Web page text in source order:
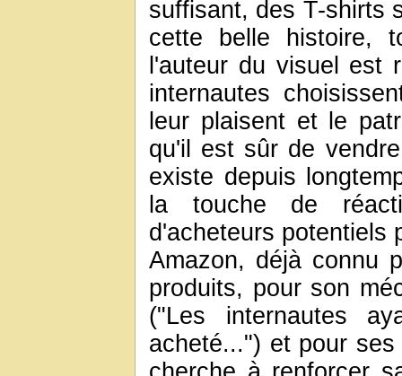
suffisant, des T-shirts
cette belle histoire,
l'auteur du visuel est
internautes
leur plaisent et le
qu'il est sûr de
existe depuis
la touche de
d'acheteurs potentiels
Amazon, déjà connu
produits, pour son
("Les internautes
acheté...") et pour